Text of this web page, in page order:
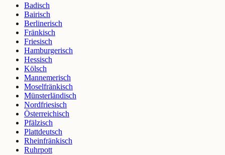
Badisch
Bairisch
Berlinerisch
Fränkisch
Friesisch
Hamburgerisch
Hessisch
Kölsch
Mannemerisch
Moselfränkisch
Münsterländisch
Nordfriesisch
Österreichisch
Pfälzisch
Plattdeutsch
Rheinfränkisch
Ruhrpott